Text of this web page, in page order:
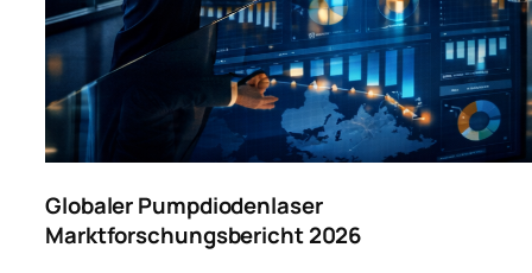
Globaler Pumpdiodenlaser
Marktforschungsbericht 2026